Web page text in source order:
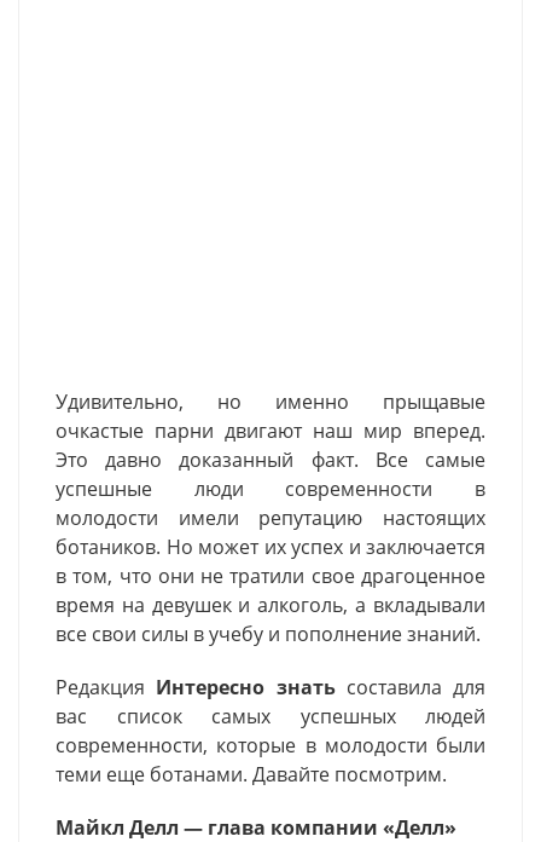
Удивительно, но именно прыщавые
очкастые парни двигают наш мир вперед.
Это давно доказанный факт. Все самые
успешные люди современности в
молодости имели репутацию настоящих
ботаников. Но может их успех и заключается
в том, что они не тратили свое драгоценное
время на девушек и алкоголь, а вкладывали
все свои силы в учебу и пополнение знаний.
Редакция Интересно знатьсоставила для
вас список самых успешных людей
современности, которые в молодости были
теми еще ботанами. Давайте посмотрим.
Майкл Делл — глава компании «Делл»